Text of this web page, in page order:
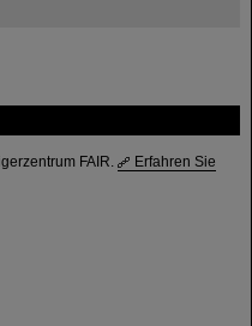
FAIR.
Erfahren Sie